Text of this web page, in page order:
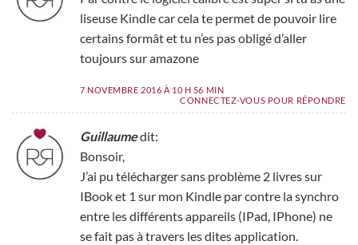
liseuse Kindle car cela te permet de pouvoir lire
certains formât et tu n’es pas obligé d’aller
toujours sur amazone
7 NOVEMBRE 2016 À 10 H 56 MIN
CONNECTEZ-VOUS POUR RÉPONDRE
Guillaumedit:
Bonsoir,
J’ai pu télécharger sans problème 2 livres sur
IBook et 1 sur mon Kindle par contre la synchro
entre les différents appareils (IPad, IPhone) ne
se fait pas à travers les dites application.